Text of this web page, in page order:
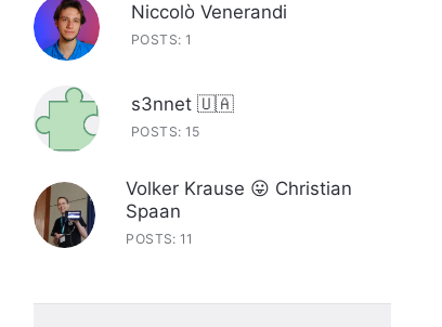
Niccolò Venerandi
POSTS: 1
s3nnet 🇺🇦
POSTS: 15
Volker Krause 😛 Christian
Spaan
POSTS: 11